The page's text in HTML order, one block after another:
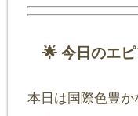
🌟 今日のエ
本日は国際色豊